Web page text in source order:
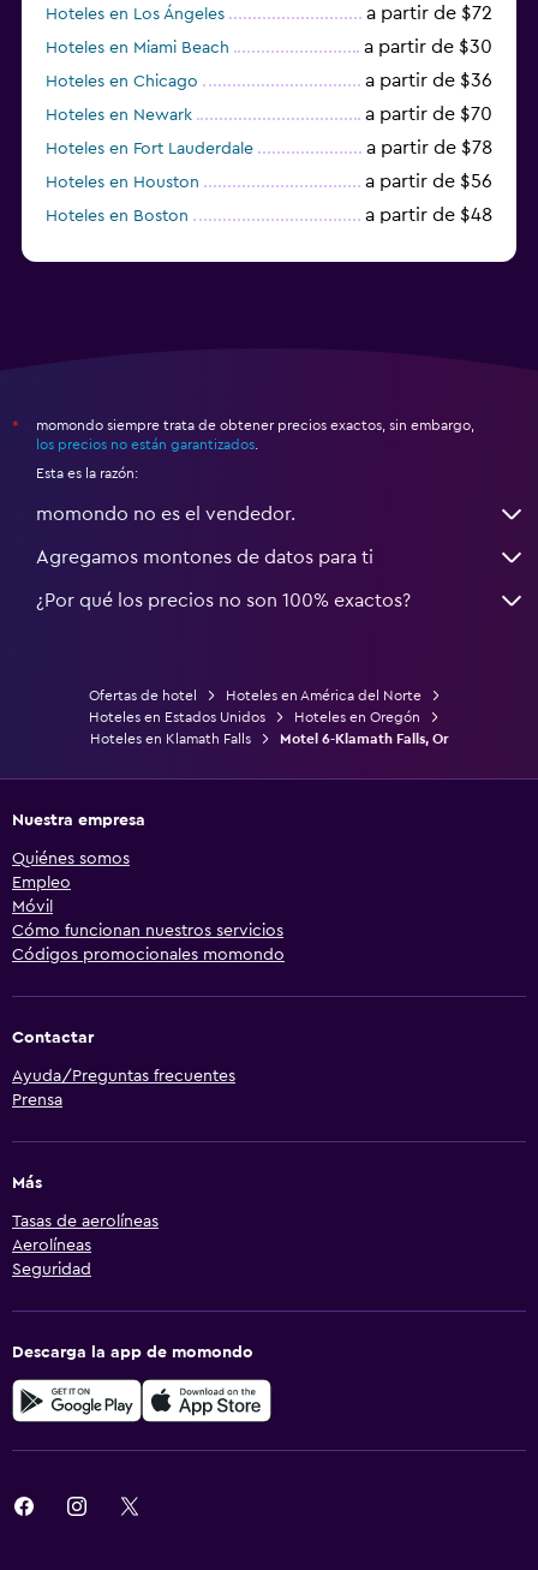
Hoteles en Los Ángeles a partir de $72
Hoteles en Miami Beach a partir de $30
Hoteles en Chicago a partir de $36
Hoteles en Newark a partir de $70
Hoteles en Fort Lauderdale a partir de $78
Hoteles en Houston a partir de $56
Hoteles en Boston a partir de $48
*
momondo siempre trata de obtener precios exactos, sin embargo,
los precios no están garantizados
Esta es la razón:
momondo no es el vendedor.
Agregamos montones de datos para ti
¿Por qué los precios no son 100% exactos?
Ofertas de hotel
Hoteles en América del Norte
Hoteles en Estados Unidos
Hoteles en Oregón
Hoteles en Klamath Falls
Motel 6-Klamath Falls, Or
Nuestra empresa
Quiénes somos
Empleo
Móvil
Cómo funcionan nuestros servicios
Códigos promocionales momondo
Contactar
Ayuda/Preguntas frecuentes
Prensa
Más
Tasas de aerolíneas
Aerolíneas
Seguridad
Descarga la app de momondo